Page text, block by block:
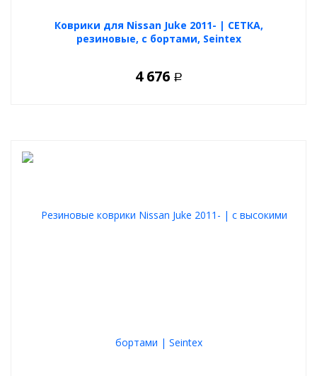
Коврики для Nissan Juke 2011- | СЕТКА,
резиновые, с бортами, Seintex
4 676 Р